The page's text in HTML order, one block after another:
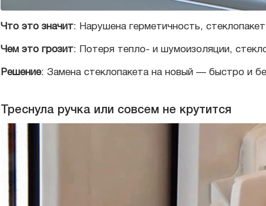
Что это значит: Нарушена герметичность,
Чем это грозит: Потеря тепло- и шумоизоляции,
Решение: Замена стеклопакета на новый — быстро и
Треснула ручка или совсем не крутится